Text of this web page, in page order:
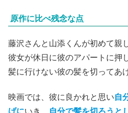
原作に比べ残念な点
藤沢さんと山添くんが初めて親
彼女が休日に彼のアパートに押
髪に行けない彼の髪を切ってあ
映画では、彼に良かれと思い自